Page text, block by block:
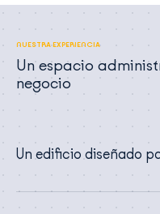
NUESTRA EXPERIENCIA
Un espacio
negocio
Un edificio diseñado